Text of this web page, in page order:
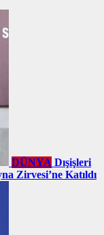
DÜNYA Dışişleri
Zirvesi’ne Katıldı